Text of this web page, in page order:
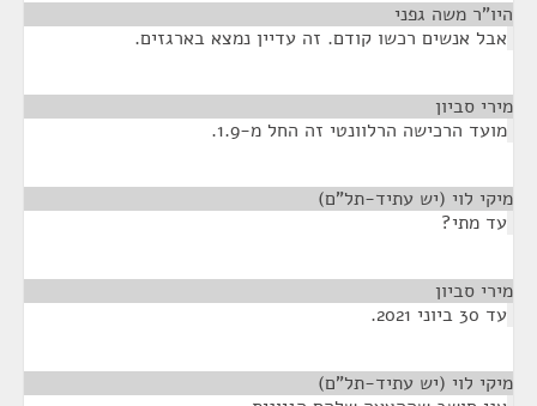
היו"ר משה גפני
אבל אנשים רכשו קודם. זה עדיין נמצא בארגזים.
מירי סביון
מועד הרכישה הרלוונטי זה החל מ-1.9.
מיקי לוי (יש עתיד-תל"ם)
עד מתי?
מירי סביון
עד 30 ביוני 2021.
מיקי לוי (יש עתיד-תל"ם)